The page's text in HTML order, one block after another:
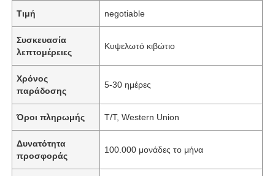
Τιμή negotiable
Συσκευασία
λεπτομέρειες
Κυψελωτό κιβώτιο
Χρόνος
παράδοσης
5-30 ημέρες
Όροι πληρωμής T/T, Western Union
Δυνατότητα
προσφοράς
100.000 μονάδες το μήνα